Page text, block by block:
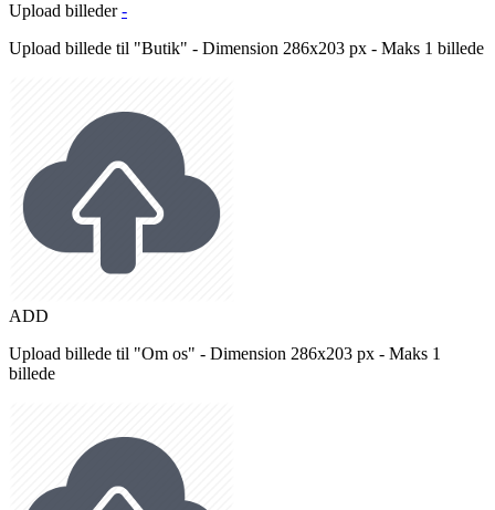
Upload billeder -
Upload billede til "Butik" - Dimension 286x203 px - Maks 1 billede
ADD
Upload billede til "Om os" - Dimension 286x203 px - Maks 1
billede